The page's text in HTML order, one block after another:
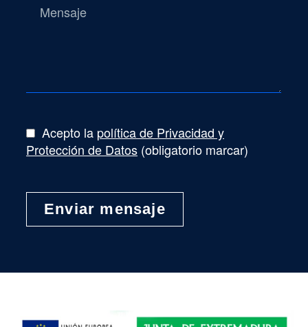
Acepto la política de Privacidad y
Protección de Datos (obligatorio marcar)